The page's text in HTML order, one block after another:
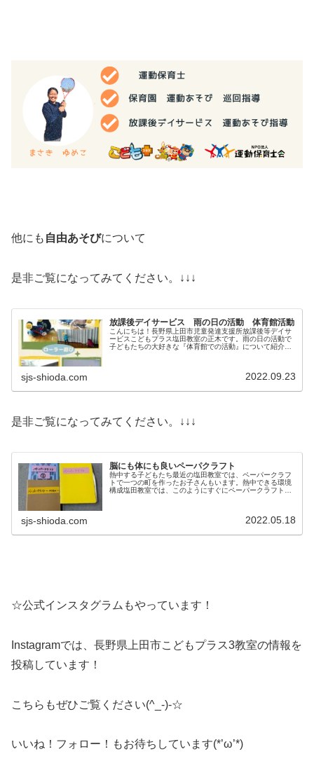
他にも 自由あそびについて
是非ご覧になってみてください。↓↓↓
放課後デイサービス 雨の日の活動 体育館活動
こんにちは！長野県上田市児童発達支援所放課後等デイサ
ービスこどもプラス塩田教室の正木です。雨の日の活動で
子どもたちの大好きな『体育館での活動』について紹介い
sjs-shioda.com 2022.09.23
是非ご覧になってみてください。↓↓↓
脳にも体にも良いペーパクラフト
熱中する子どもたち最近の塩田教室では、ペーパークラフ
トで一つの町を作ったお子さんもいます。熱中できる環境
構成塩田教室では、このようにすぐにペーパークラフトが
sjs-shioda.com 2022.05.18
☆公式インスタグラムもやっています！
Instagramでは、長野県上田市こどもプラス3教室の情報を
投稿しています！
こちらもぜひご覧ください(^_-)-☆
いいね！フォロー！もお待ちしています(*’ω’*)